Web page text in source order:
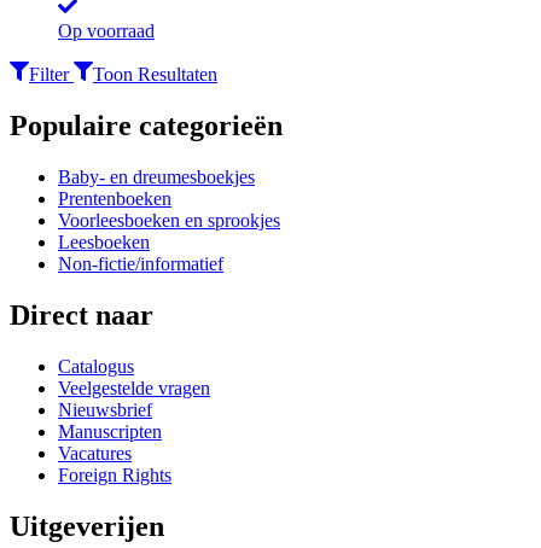
Op voorraad
Filter Toon Resultaten
Populaire categorieën
Baby- en dreumesboekjes
Prentenboeken
Voorleesboeken en sprookjes
Leesboeken
Non-fictie/informatief
Direct naar
Catalogus
Veelgestelde vragen
Nieuwsbrief
Manuscripten
Vacatures
Foreign Rights
Uitgeverijen